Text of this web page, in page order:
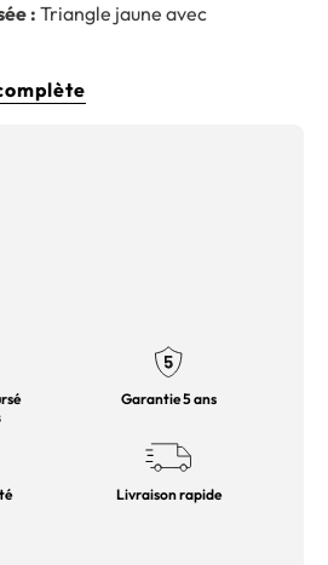
: Triangle jaune avec
Garantie 5 ans
Livraison rapide